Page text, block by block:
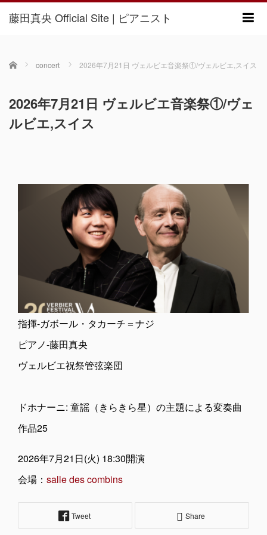
藤田真央 Official Site | ピアニスト
ホーム concert 2026年7月21日 ヴェルビエ音楽祭①/ヴェルビエ,スイス
2026年7月21日 ヴェルビエ音楽祭①/ヴェ
ルビエ,スイス
指揮-ガボール・タカーチ＝ナジ
ピアノ-藤田真央
ヴェルビエ祝祭管弦楽団
ドホナーニ: 童謡（きらきら星）の主題による変奏曲
作品25
2026年7月21日(火) 18:30開演
会場： salle des combins
Tweet Share